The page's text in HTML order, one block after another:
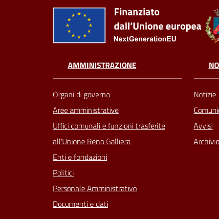
AMMINISTRAZIONE
Organi di governo
Aree amministrative
Uffici comunali e funzioni trasferite
all'Unione Reno Galliera
Enti e fondazioni
Politici
Personale Amministrativo
Documenti e dati
Notizie
Avvisi